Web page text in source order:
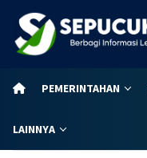
PEMERINTAHAN
LAINNYA